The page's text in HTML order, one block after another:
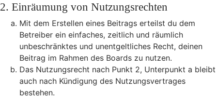
2. Einräumung von Nutzungsrechten
Mit dem Erstellen eines Beitrags erteilst du dem
Betreiber ein einfaches, zeitlich und räumlich
unbeschränktes und unentgeltliches Recht, deinen
Beitrag im Rahmen des Boards zu nutzen.
Das Nutzungsrecht nach Punkt 2, Unterpunkt a bleibt
auch nach Kündigung des Nutzungsvertrages
bestehen.